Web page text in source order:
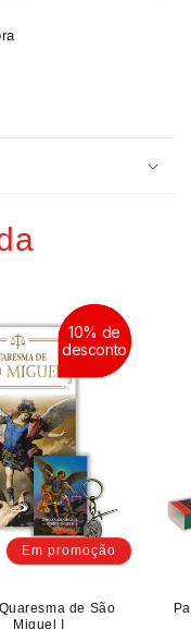
Em promoção
10% de
desconto
10% de
desconto
de São
Miguel I